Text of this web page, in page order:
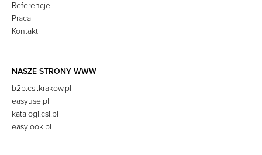
Referencje
Praca
Kontakt
NASZE STRONY WWW
b2b.csi.krakow.pl
easyuse.pl
katalogi.csi.pl
easylook.pl